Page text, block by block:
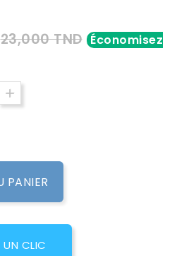
23,000 TND Économisez
PANIER
UN CLIC